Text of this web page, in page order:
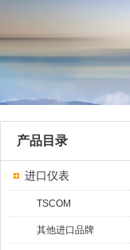
产品目录
进口仪表
TSCOM
其他进口品牌